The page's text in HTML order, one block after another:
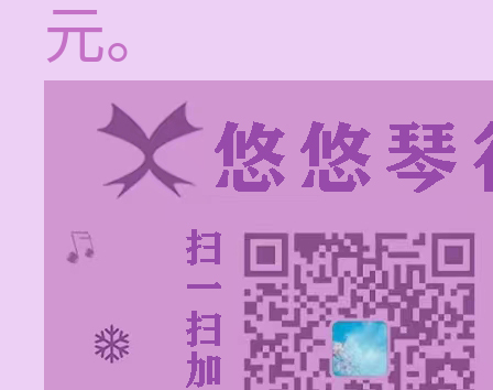
元。